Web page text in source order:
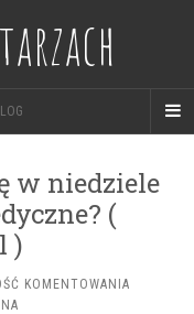
w niedziele
(
)
KOMENTOWANIA